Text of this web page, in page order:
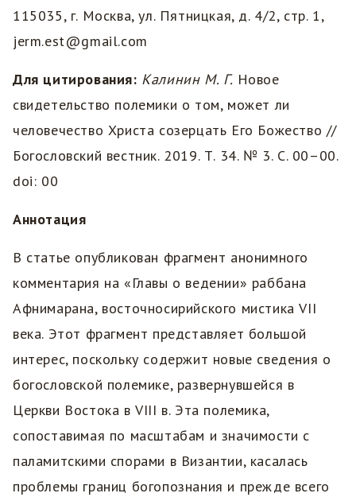
115035, г. Москва, ул. Пятницкая, д. 4/2, стр. 1,
jerm.est@gmail.com
Для цитирования: Калинин М. Г. Новое
свидетельство полемики о том, может ли
человечество Христа созерцать Его Божество //
Богословский вестник. 2019. Т. 34. № 3. С. 00–00.
doi: 00
Аннотация
В статье опубликован фрагмент анонимного
комментария на «Главы о ведении» раббана
Афнимарана, восточносирийского мистика VII
века. Этот фрагмент представляет большой
интерес, поскольку содержит новые сведения о
богословской полемике, развернувшейся в
Церкви Востока в VIII в. Эта полемика,
сопоставимая по масштабам и значимости с
паламитскими спорами в Византии, касалась
проблемы границ богопознания и прежде всего